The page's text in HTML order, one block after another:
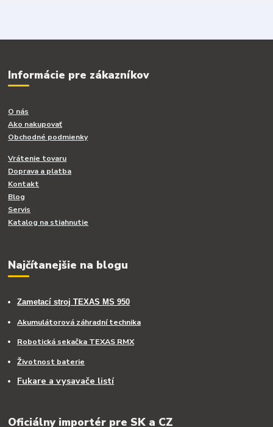
Informácie pre zákazníkov
O nás
Ako nakupovať
Obchodné podmienky
Vrátenie tovaru
Doprava a platba
Kontakt
Blog
Servis
Katalog na stiahnutie
Najčítanejšie na blogu
Zametací stroj TEXAS MS 950
Akumulátorová záhradní technika
Robotická sekačka TEXAS RMX
Životnost baterie
Fukare a vysavače listí
Oficiálny importér pre SK a CZ